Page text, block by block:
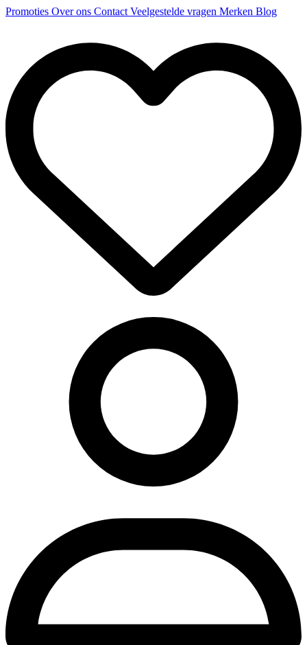
Promoties Over ons Contact Veelgestelde vragen Merken Blog